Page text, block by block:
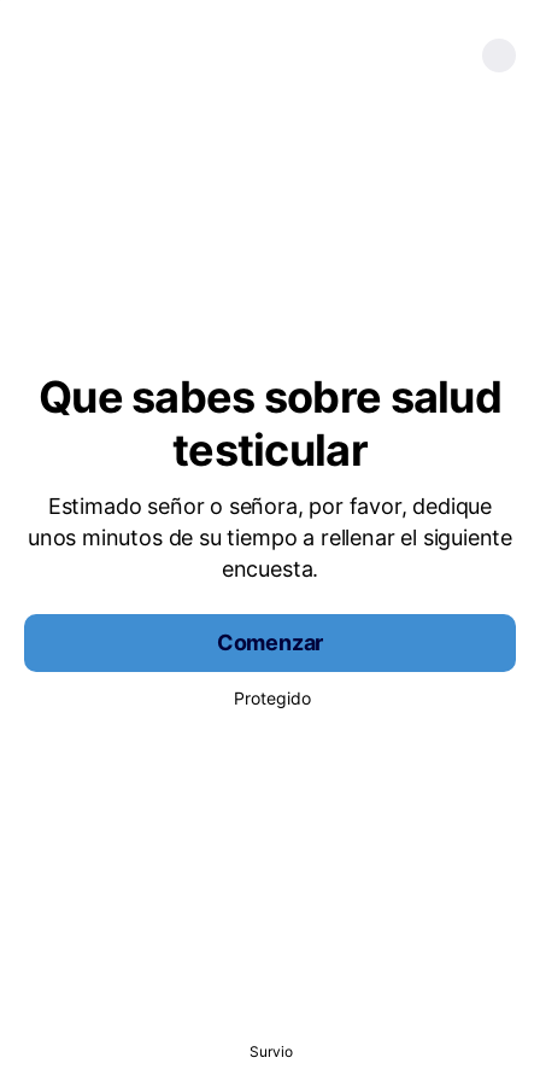
Que sabes sobre salud
testicular
Estimado señor o señora, por favor, dedique
unos minutos de su tiempo a rellenar el siguiente
encuesta.
Comenzar
Protegido
Survio